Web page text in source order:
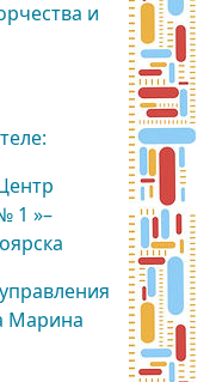
и
1 »–
Марина